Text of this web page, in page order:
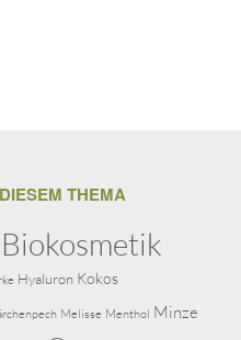
THEMA
Biokosmetik
Hyaluron Kokos
Melisse Menthol Minze